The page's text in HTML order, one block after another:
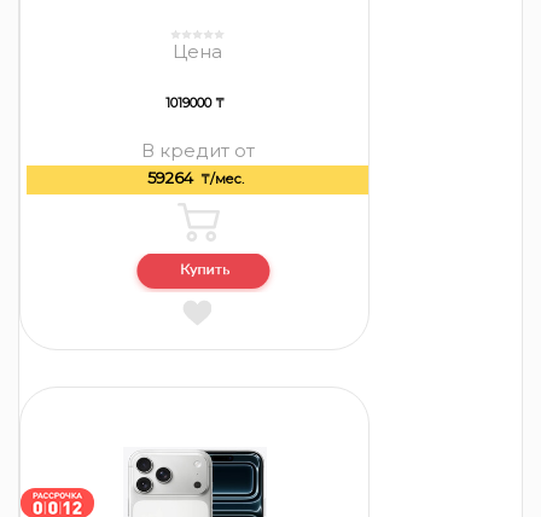
Цена
1019000 ₸
В кредит от
59264 ₸/мес.